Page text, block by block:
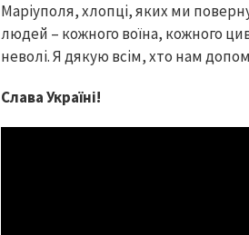
Маріуполя, хлопці, яких ми
людей – кожного воїна, кожного
неволі. Я дякую всім, хто нам
Слава Україні!